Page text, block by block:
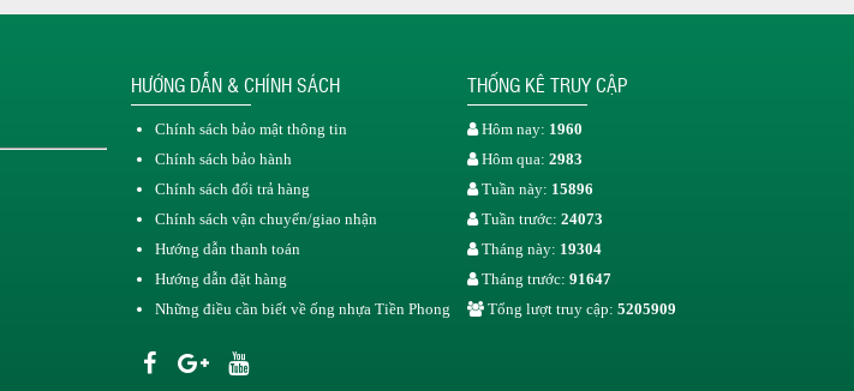
THỐNG KÊ TRUY CẬP
Hôm nay: 1960
Hôm qua: 2983
Tuần này: 15896
Tuần trước: 24073
Tháng này: 19304
Tháng trước: 91647
Tổng lượt truy cập: 5205909
HƯỚNG DẪN & CHÍNH SÁCH
Chính sách bảo mật thông tin
Chính sách bảo hành
Chính sách đổi trả hàng
Chính sách vận chuyển/giao nhận
Hướng dẫn thanh toán
Hướng dẫn đặt hàng
Những điều cần biết về ống nhựa Tiền Phong